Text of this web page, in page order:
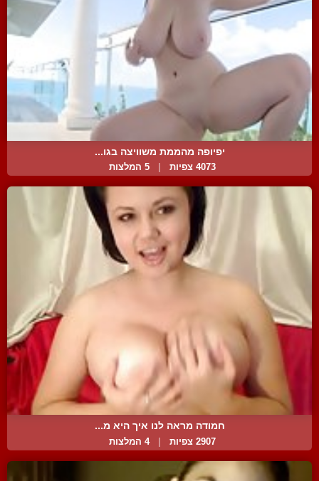
יפיופה מהממת משוויצה בגו...
4073 צפיות 5 המלצות
חמודה מראה לנו איך היא מ...
2907 צפיות 4 המלצות